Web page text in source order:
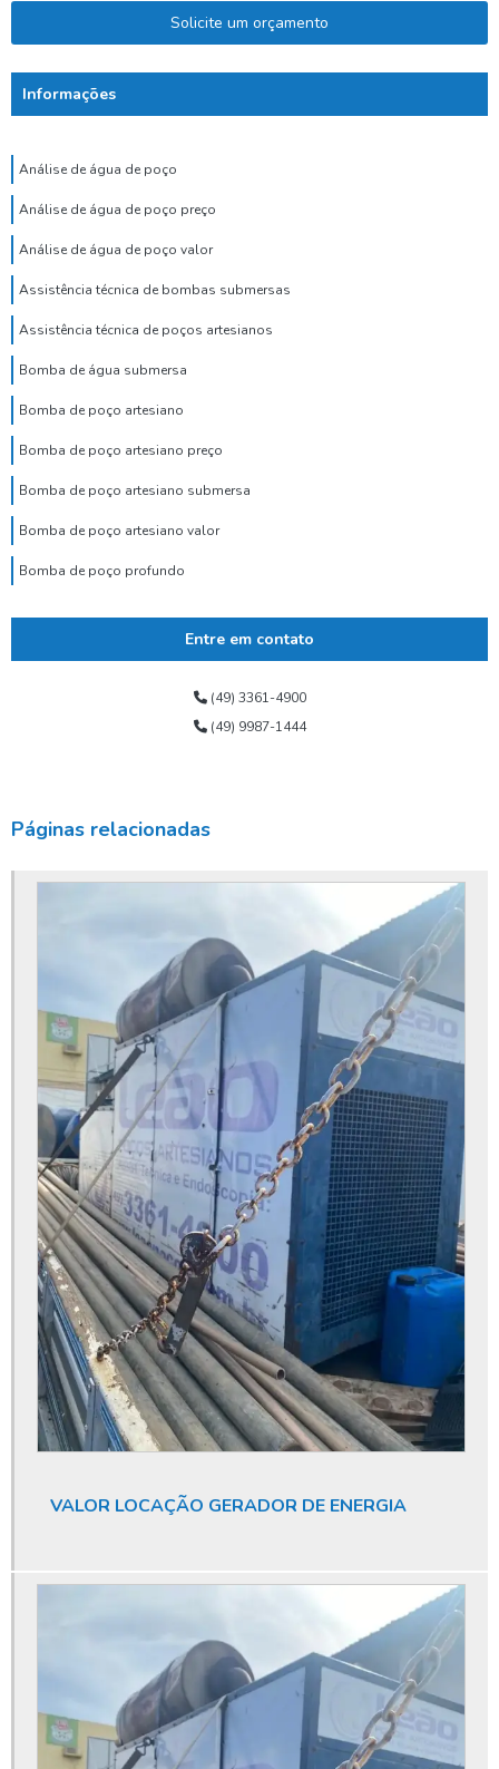
Solicite um orçamento
Informações
Análise de água de poço
Análise de água de poço preço
Análise de água de poço valor
Assistência técnica de bombas submersas
Assistência técnica de poços artesianos
Bomba de água submersa
Bomba de poço artesiano
Bomba de poço artesiano preço
Bomba de poço artesiano submersa
Bomba de poço artesiano valor
Bomba de poço profundo
Bomba submersa alta vazão
Bomba submersa valor
Bomba submersível para poço
Conserto de bomba submersa
Conserto de poço
Conserto de poço artesiano
Construção de poço artesiano
Construção de poços
Construção de poços tubulares
Consultoria e licenciamento ambiental
Custo de perfuração de poço artesiano
Dispensa de outorga de água
Dispensa de outorga de poço
Dispensa de outorga poço artesiano
Empresa de limpeza de poço artesiano
Empresa especializada em licenciamento ambiental
Empresa especializada em limpeza de poço artesiano
Empresa que fura poço artesiano
Entre em contato
(49) 3361-4900
(49) 9987-1444
Páginas relacionadas
VALOR LOCAÇÃO GERADOR DE ENERGIA